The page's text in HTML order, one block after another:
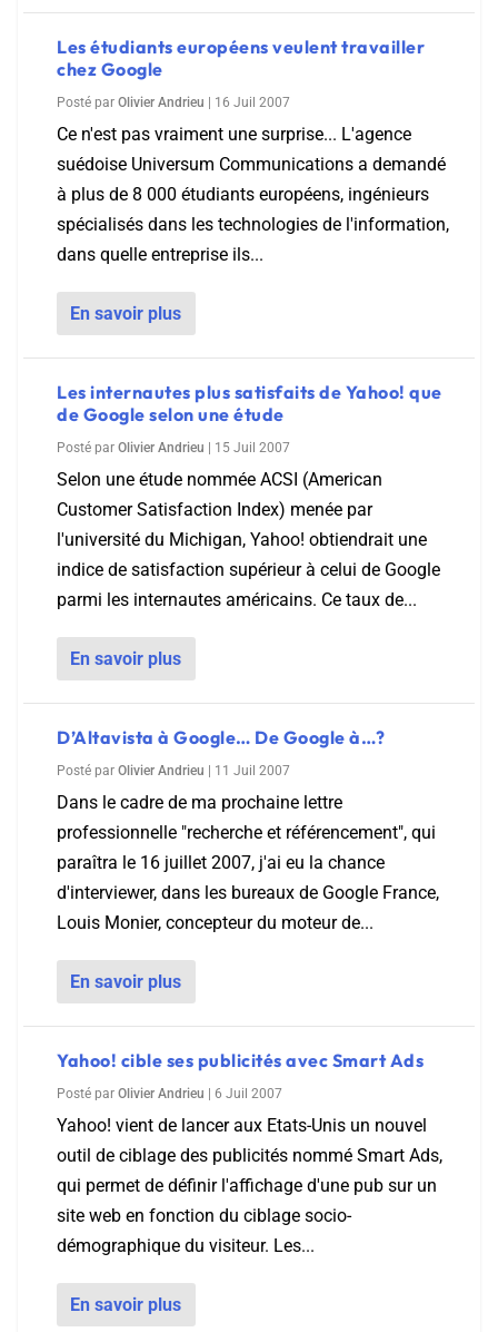
Les étudiants européens veulent travailler
chez Google
Posté par Olivier Andrieu 16 Juil 2007
Ce n'est pas vraiment une surprise... L'agence
suédoise Universum Communications a demandé
à plus de 8 000 étudiants européens, ingénieurs
spécialisés dans les technologies de l'information,
dans quelle entreprise ils...
En savoir plus
Les internautes plus satisfaits de Yahoo! que
de Google selon une étude
Posté par Olivier Andrieu 15 Juil 2007
Selon une étude nommée ACSI (American
Customer Satisfaction Index) menée par
l'université du Michigan, Yahoo! obtiendrait une
indice de satisfaction supérieur à celui de Google
parmi les internautes américains. Ce taux de...
En savoir plus
D’Altavista à Google… De Google à…?
Posté par Olivier Andrieu 11 Juil 2007
Dans le cadre de ma prochaine lettre
professionnelle "recherche et référencement", qui
paraîtra le 16 juillet 2007, j'ai eu la chance
d'interviewer, dans les bureaux de Google France,
Louis Monier, concepteur du moteur de...
En savoir plus
Yahoo! cible ses publicités avec Smart Ads
Posté par Olivier Andrieu 6 Juil 2007
Yahoo! vient de lancer aux Etats-Unis un nouvel
outil de ciblage des publicités nommé Smart Ads,
qui permet de définir l'affichage d'une pub sur un
site web en fonction du ciblage socio-
démographique du visiteur. Les...
En savoir plus